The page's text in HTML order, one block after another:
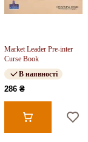
Market Leader Pre-inter
Curse Book
В наявності
286 ₴